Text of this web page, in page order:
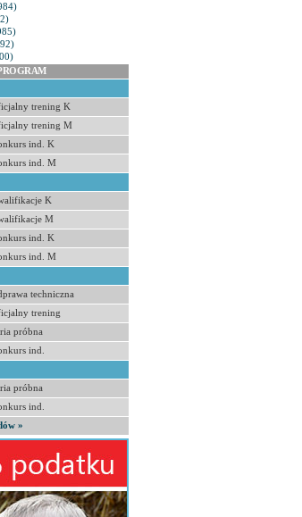
trening K
trening M
ind. K
ind. M
K
M
ind. K
ind. M
techniczna
trening
próbna
ind.
próbna
ind.
»